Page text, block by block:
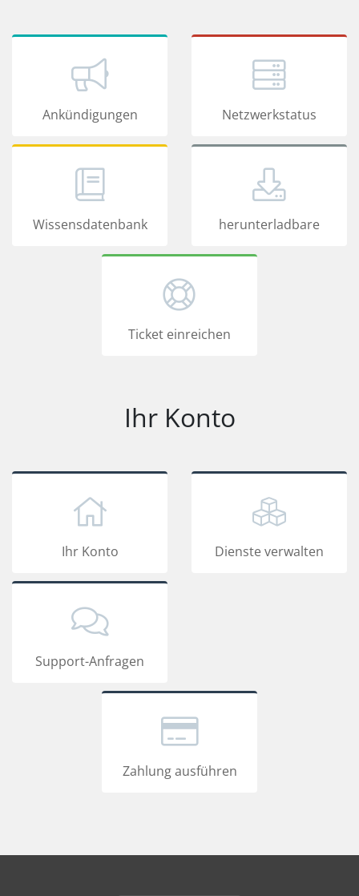
Ankündigungen Netzwerkstatus
Wissensdatenbank herunterladbare
Ticket einreichen
Ihr Konto
Ihr Konto Dienste verwalten
Support-Anfragen
Zahlung ausführen